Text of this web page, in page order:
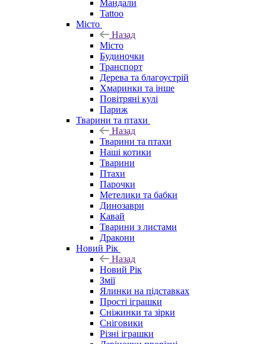
Мандали
Tattoo
Місто
Назад
Місто
Будиночки
Транспорт
Дерева та благоустрій
Хмаринки та інше
Повітряні кулі
Париж
Тварини та птахи
Назад
Тварини та птахи
Наші котики
Тварини
Птахи
Парочки
Метелики та бабки
Динозаври
Кавай
Тварини з листами
Дракони
Новий Рік
Назад
Новий Рік
Змії
Ялинки на підставках
Прості іграшки
Сніжинки та зірки
Сніговики
Різні іграшки